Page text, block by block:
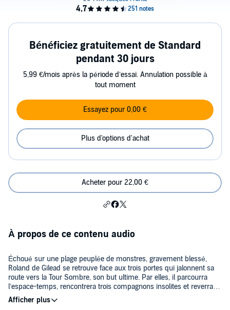
Bénéficiez gratuitement de Standard
pendant 30 jours
5,99 €/mois après la période d’essai. Annulation possible à
tout moment
Essayez pour 0,00 €
Plus d'options d'achat
Acheter pour 22,00 €
À propos de ce contenu audio
Échoué sur une plage peuplée de monstres, gravement blessé,
Roland de Gilead se retrouve face aux trois portes qui jalonnent sa
route vers la Tour Sombre, son but ultime. Par elles, il parcourra
l’espace-temps, rencontrera trois compagnons insolites et reverra
Jake, cet enfant dont le souvenir le hante et qui semble nécessaire à
sa quête. Alors que le temps devenu fou joue contre lui et les siens,